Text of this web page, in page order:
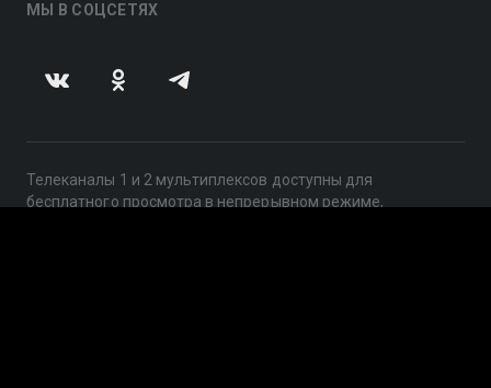
МЫ В СОЦСЕТЯХ
Телеканалы 1 и 2 мультиплексов доступны для
бесплатного просмотра в непрерывном режиме,